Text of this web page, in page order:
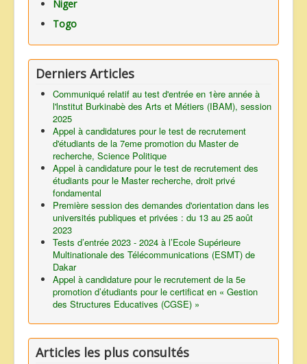
Niger
Togo
Derniers Articles
Communiqué relatif au test d'entrée en 1ère année à
l'lnstitut Burkinabè des Arts et Métiers (IBAM), session
2025
Appel à candidatures pour le test de recrutement
d'étudiants de la 7eme promotion du Master de
recherche, Science Politique
Appel à candidature pour le test de recrutement des
étudiants pour le Master recherche, droit privé
fondamental
Première session des demandes d'orientation dans les
universités publiques et privées : du 13 au 25 août
2023
Tests d’entrée 2023 - 2024 à l’Ecole Supérieure
Multinationale des Télécommunications (ESMT) de
Dakar
Appel à candidature pour le recrutement de la 5e
promotion d’étudiants pour le certificat en « Gestion
des Structures Educatives (CGSE) »
Articles les plus consultés